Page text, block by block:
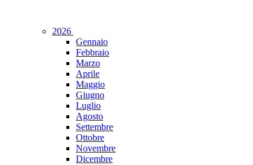
2026
Gennaio
Febbraio
Marzo
Aprile
Maggio
Giugno
Luglio
Agosto
Settembre
Ottobre
Novembre
Dicembre